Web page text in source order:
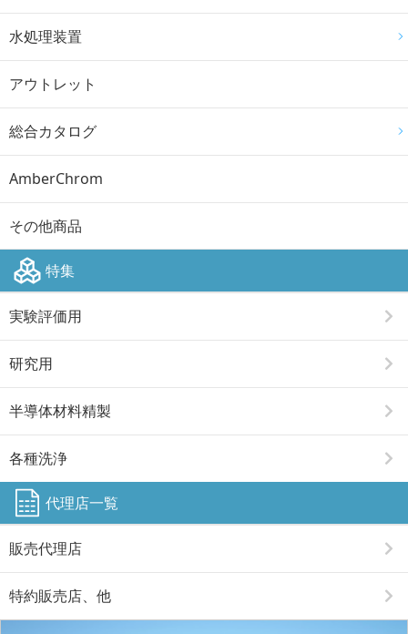
水処理装置
アウトレット
総合カタログ
AmberChrom
その他商品
特集
実験評価用
研究用
半導体材料精製
各種洗浄
代理店一覧
販売代理店
特約販売店、他